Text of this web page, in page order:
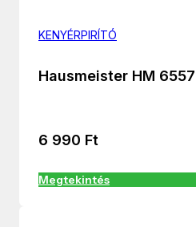
KENYÉRPIRÍTÓ
Hausmeister HM
6 990 Ft
Megtekintés